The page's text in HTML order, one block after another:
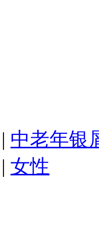
| 中老年银
| 女性